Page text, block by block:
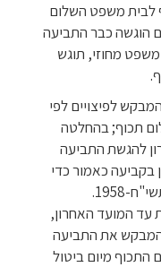
לבית משפט השלום
הוגשה כבר התביעה
מחוזי, תוגש
לפיצויים לפי
תכוף; בהחלטה
להגשת התביעה
בקביעה כאמור כדי
המועד האחרון,
המבקש את התביעה
התכוף מיום ביטול